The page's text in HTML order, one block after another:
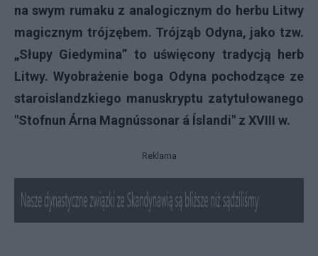
na swym rumaku z analogicznym do herbu Litwy
magicznym trójzębem. Trójząb Odyna, jako tzw.
„Słupy Giedymina” to uświęcony tradycją herb
Litwy. Wyobrażenie boga Odyna pochodzące ze
staroislandzkiego manuskryptu zatytułowanego
"Stofnun Árna Magnússonar á Íslandi" z XVIII w.
Reklama